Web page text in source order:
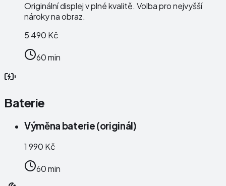
Originální displej v plné kvalitě. Volba pro nejvyšší
nároky na obraz.
5 490 Kč
60 min
Baterie
Výměna baterie (originál)
1 990 Kč
60 min